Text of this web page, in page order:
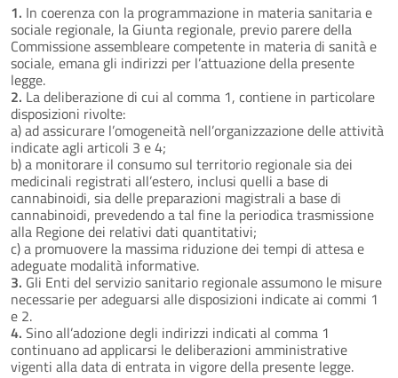
1. In coerenza con la programmazione in materia sanitaria e
sociale regionale, la Giunta regionale, previo parere della
Commissione assembleare competente in materia di sanità e
sociale, emana gli indirizzi per l’attuazione della presente
legge.
2. La deliberazione di cui al comma 1, contiene in particolare
disposizioni rivolte:
a) ad assicurare l’omogeneità nell’organizzazione delle attività
indicate agli articoli 3 e 4;
b) a monitorare il consumo sul territorio regionale sia dei
medicinali registrati all’estero, inclusi quelli a base di
cannabinoidi, sia delle preparazioni magistrali a base di
cannabinoidi, prevedendo a tal fine la periodica trasmissione
alla Regione dei relativi dati quantitativi;
c) a promuovere la massima riduzione dei tempi di attesa e
adeguate modalità informative.
3. Gli Enti del servizio sanitario regionale assumono le misure
necessarie per adeguarsi alle disposizioni indicate ai commi 1
e 2.
4. Sino all’adozione degli indirizzi indicati al comma 1
continuano ad applicarsi le deliberazioni amministrative
vigenti alla data di entrata in vigore della presente legge.